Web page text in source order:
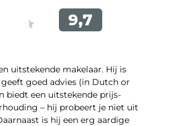
uitstekende makelaar. Hij is
goed advies (in Dutch or
biedt een uitstekende prijs-
– hij probeert je niet uit
is hij een erg aardige